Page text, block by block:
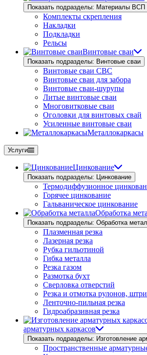
Показать подразделы: Материалы ВСП
Комплекты скрепления
Накладки
Подкладки
Рельсы
Винтовые сваи
Показать подразделы: Винтовые сваи
Винтовые сваи СВС
Винтовые сваи для забора
Винтовые сваи-шурупы
Литые винтовые сваи
Многовитковые сваи
Оголовки для винтовых свай
Усиленные винтовые сваи
Металлокаркасы
Услуги
Цинкование
Показать подразделы: Цинкование
Термодиффузионное
Горячее цинкование
Гальваническое цинкование
Обработка
Показать подразделы: Обработка
Плазменная резка
Лазерная резка
Рубка гильотиной
Гибка металла
Резка газом
Размотка бухт
Сверловка отверстий
Резка и отмотка рулонов,
Ленточно-пильная резка
Гидроабразивная резка
арматурных каркасов
Показать подразделы: Изготовление
Пространственные